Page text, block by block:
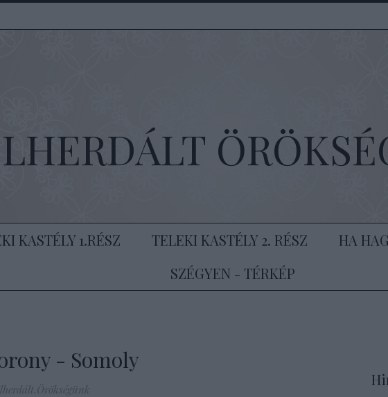
KASTÉLY 1.RÉSZ TELEKI KASTÉLY 2. RÉSZ
HA
SZÉGYEN - TÉRKÉP
- Somoly